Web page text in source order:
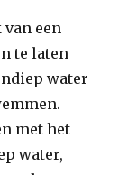
een
te laten
water
met het
water,